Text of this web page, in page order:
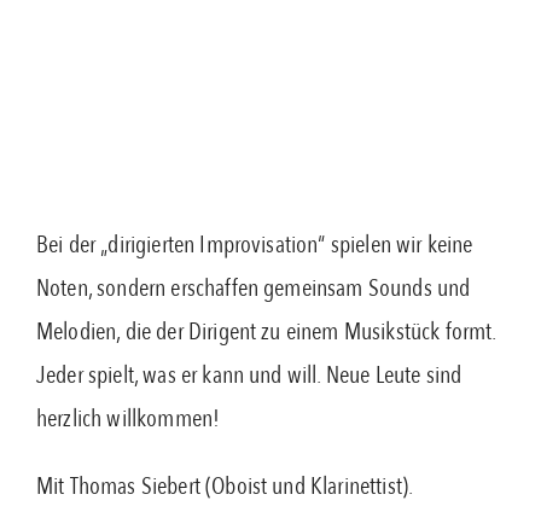
Bei der „dirigierten Improvisation“ spielen wir keine
Noten, sondern erschaffen gemeinsam Sounds und
Melodien, die der Dirigent zu einem Musikstück formt.
Jeder spielt, was er kann und will. Neue Leute sind
herzlich willkommen!
Mit Thomas Siebert (Oboist und Klarinettist).